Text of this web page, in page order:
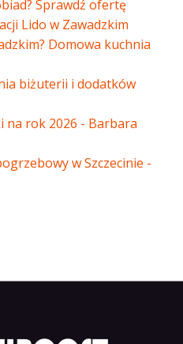
Sprawdź ofertę
Lido w Zawadzkim
Domowa kuchnia
biżuterii i dodatków
na rok 2026 - Barbara
w Szczecinie -